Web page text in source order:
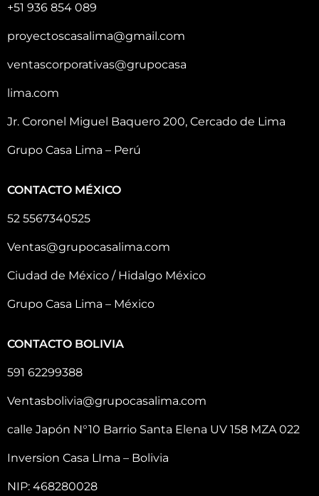
+51 936 854 089
proyectoscasalima@gmail.com
ventascorporativas@grupocasa
lima.com
Jr. Coronel Miguel Baquero 200, Cercado de Lima
Grupo Casa Lima – Perú
CONTACTO MÉXICO
52 5567340525
Ventas@grupocasalima.com
Ciudad de México / Hidalgo México
Grupo Casa Lima – México
CONTACTO BOLIVIA
591 62299388
Ventasbolivia@grupocasalima.com
calle Japón N°10 Barrio Santa Elena UV 158 MZA 022
Inversion Casa LIma – Bolivia
NIP: 468280028